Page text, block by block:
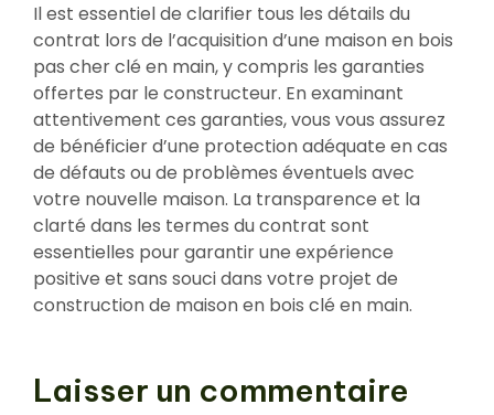
Il est essentiel de clarifier tous les détails du
contrat lors de l’acquisition d’une maison en bois
pas cher clé en main, y compris les garanties
offertes par le constructeur. En examinant
attentivement ces garanties, vous vous assurez
de bénéficier d’une protection adéquate en cas
de défauts ou de problèmes éventuels avec
votre nouvelle maison. La transparence et la
clarté dans les termes du contrat sont
essentielles pour garantir une expérience
positive et sans souci dans votre projet de
construction de maison en bois clé en main.
Laisser un commentaire